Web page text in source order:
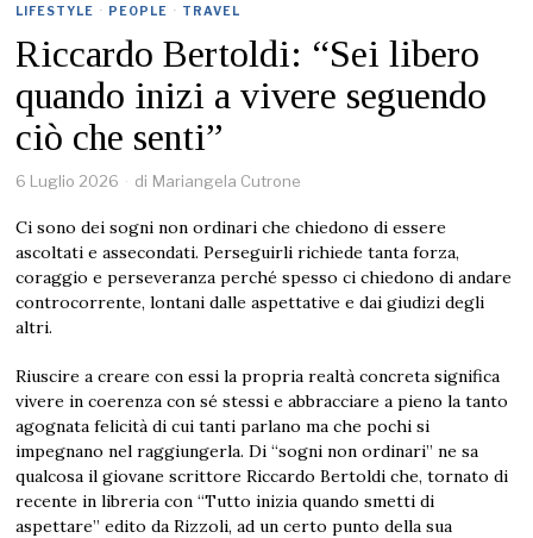
LIFESTYLE · PEOPLE · TRAVEL
Riccardo Bertoldi: “Sei libero
quando inizi a vivere seguendo
ciò che senti”
6 Luglio 2026 di Mariangela Cutrone
Ci sono dei sogni non ordinari che chiedono di essere
ascoltati e assecondati. Perseguirli richiede tanta forza,
coraggio e perseveranza perché spesso ci chiedono di andare
controcorrente, lontani dalle aspettative e dai giudizi degli
altri.
Riuscire a creare con essi la propria realtà concreta significa
vivere in coerenza con sé stessi e abbracciare a pieno la tanto
agognata felicità di cui tanti parlano ma che pochi si
impegnano nel raggiungerla. Di “sogni non ordinari” ne sa
qualcosa il giovane scrittore Riccardo Bertoldi che, tornato di
recente in libreria con “Tutto inizia quando smetti di
aspettare” edito da Rizzoli, ad un certo punto della sua